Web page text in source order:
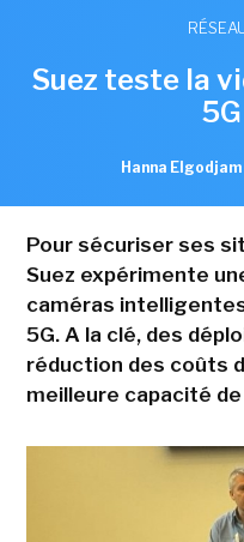
Suez teste la
Hanna Elgodjam
Pour sécuriser ses
Suez expérimente
caméras
5G. A la clé, des
réduction des coûts
meilleure capacité